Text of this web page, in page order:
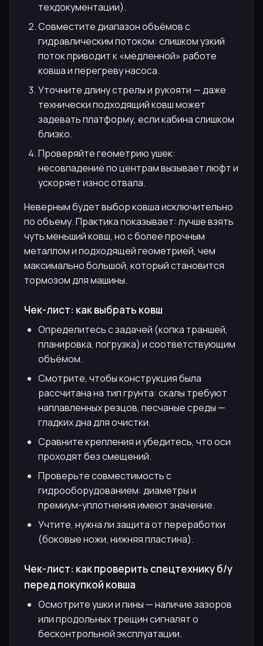
техдокументации).
Совместите диапазон объёмов с
гидравлическим потоком: слишком узкий
поток приводит к «медленной» работе
ковша и перегреву насоса.
Уточните длину стрелы и рукояти — даже
технически подходящий ковш может
задевать платформу, если кабина слишком
близко.
Проверяйте геометрию ушек:
несовпадение по центрам вызывает люфт и
ускоряет износ отвала.
Неверным будет выбор ковша исключительно
по объему. Практика показывает: лучше взять
чуть меньший ковш, но с более прочным
металлом и подходящей геометрией, чем
максимально большой, который становится
тормозом для машины.
Чек-лист: как выбрать ковш
Определитесь с задачей (копка траншей,
планировка, погрузка) и соответствующим
объёмом.
Смотрите, чтобы конструкция была
рассчитана на тип грунта: скалы требуют
наплавленных резцов, песчаные среды —
гладких дна для очистки.
Сравните крепления и убедитесь, что оси
проходят без смещений.
Проверьте совместимость с
гидрооборудованием: диаметры и
премиум-уплотнения имеют значение.
Учтите, нужна ли защита от переработки
(боковые ножи, нижняя пластина).
Чек-лист: как проверить спецтехнику б/у
перед покупкой ковша
Осмотрите ушки и пины — наличие зазоров
или продольных трещин сигналят о
бесконтрольной эксплуатации.